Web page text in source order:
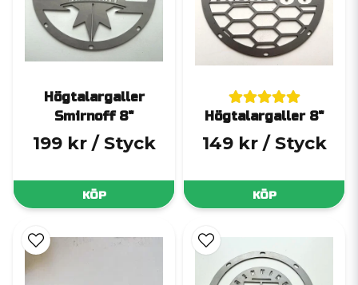
Högtalargaller
Smirnoff 8"
199 kr / Styck
KÖP
Högtalargaller 8"
149 kr / Styck
KÖP